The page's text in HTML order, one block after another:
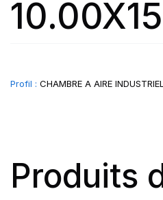
Profil : CHAMBRE A AIRE INDUSTRIEL
Produits